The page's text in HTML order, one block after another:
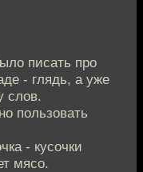
писать про
- глядь, а уже
слов.
пользовать
- кусочки
мясо.